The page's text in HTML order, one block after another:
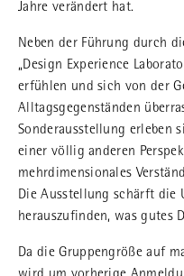
Jahre verändert hat.
Neben der Führung durch
„Design Experience
erfühlen und sich von der
Alltagsgegenständen
Sonderausstellung erleben
einer völlig anderen
mehrdimensionales
Die Ausstellung schärft die
herauszufinden, was gutes
Da die Gruppengröße auf